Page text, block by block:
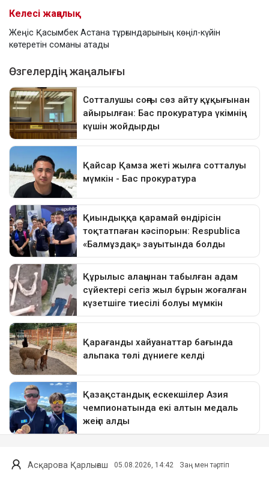
Келесі жаңалық
Жеңіс Қасымбек Астана тұрғындарының көңіл-күйін
көтеретін соманы атады
Асқарова Қарлығаш 05.08.2026, 14:42 Заң мен тәртіп